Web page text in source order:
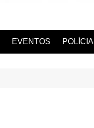
EVENTOS POLÍCIA